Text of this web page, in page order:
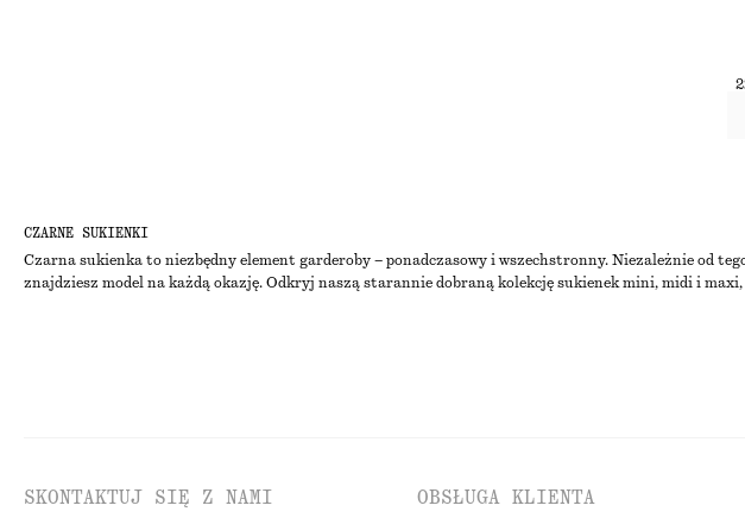
CZARNE SUKIENKI
Czarna sukienka to niezbędny element garderoby – ponadczasowy i wszechstronny. Niezależnie od
znajdziesz model na każdą okazję. Odkryj naszą starannie dobraną kolekcję sukienek mini, midi i
SKONTAKTUJ SIĘ Z NAMI OBSŁUGA KLIENTA